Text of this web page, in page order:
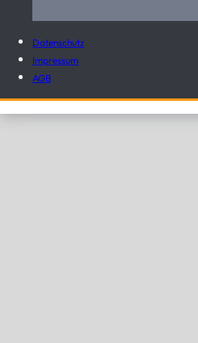
Datenschutz
Impressum
AGB